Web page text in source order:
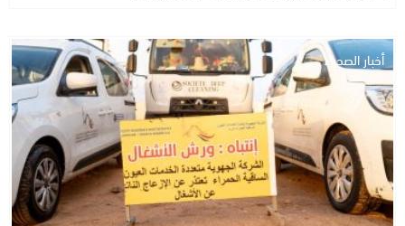
أخبار الصحراء